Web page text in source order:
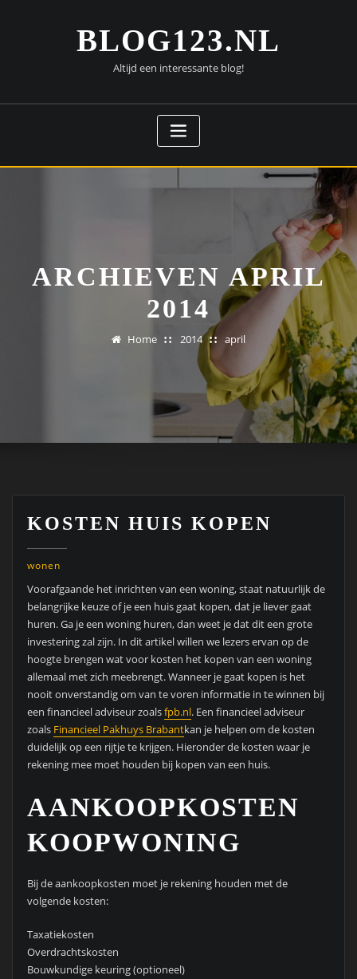
BLOG123.NL
Altijd een interessante blog!
ARCHIEVEN APRIL
2014
Home 2014 april
KOSTEN HUIS KOPEN
wonen
Voorafgaande het inrichten van een woning, staat natuurlijk de
belangrijke keuze of je een huis gaat kopen, dat je liever gaat
huren. Ga je een woning huren, dan weet je dat dit een grote
investering zal zijn. In dit artikel willen we lezers ervan op de
hoogte brengen wat voor kosten het kopen van een woning
allemaal met zich meebrengt. Wanneer je gaat kopen is het
nooit onverstandig om van te voren informatie in te winnen bij
een financieel adviseur zoalsfpb.nl. Een financieel adviseur
zoals Financieel Pakhuys Brabantkan je helpen om de kosten
duidelijk op een rijtje te krijgen. Hieronder de kosten waar je
rekening mee moet houden bij kopen van een huis.
AANKOOPKOSTEN
KOOPWONING
Bij de aankoopkosten moet je rekening houden met de
volgende kosten:
Taxatiekosten
Overdrachtskosten
Bouwkundige keuring (optioneel)